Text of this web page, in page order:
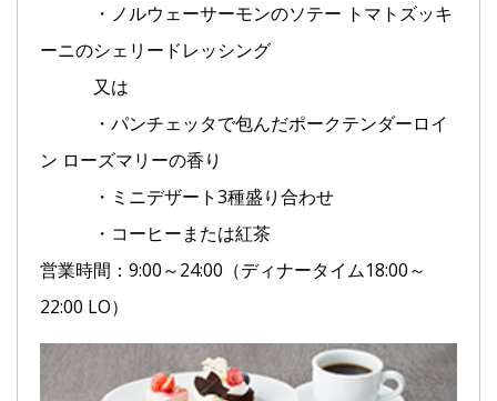
・ノルウェーサーモンのソテー トマトズッキ
ーニのシェリードレッシング
又は
・パンチェッタで包んだポークテンダーロイ
ン ローズマリーの香り
・ミニデザート3種盛り合わせ
・コーヒーまたは紅茶
営業時間：9:00～24:00（ディナータイム18:00～
22:00 LO）